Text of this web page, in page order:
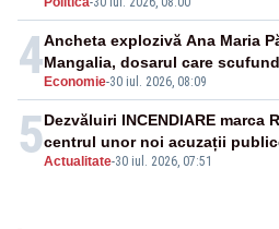
4 Economie-30 iul. 2026, 08:09
Ancheta explozivă Ana Maria
Mangalia, dosarul care
5Actualitate-30 iul. 2026, 07:51
Dezvăluiri INCENDIARE marca
centrul unor noi acuzații